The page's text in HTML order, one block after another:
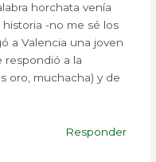
horchata venía
-no me sé los
a Valencia una joven
respondió a la
oro, muchacha) y de
Responder